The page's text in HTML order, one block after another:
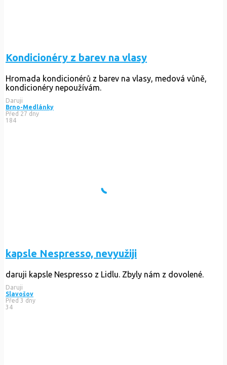
Kondicionéry z barev na vlasy
Hromada kondicionérů z barev na vlasy, medová vůně,
kondicionéry nepoužívám.
Daruji
Brno-Medlánky
Před 27 dny
184
kapsle Nespresso, nevyužiji
daruji kapsle Nespresso z Lidlu. Zbyly nám z dovolené.
Daruji
Slavošov
Před 3 dny
34